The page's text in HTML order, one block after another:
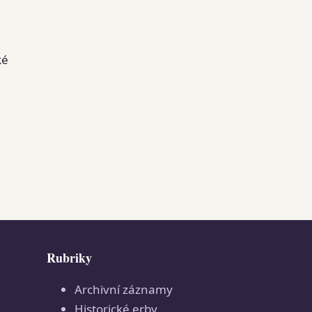
Rubriky
Archivní záznamy